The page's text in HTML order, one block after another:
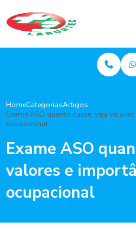
HomeCategoriasArtigos
Exame ASO quanto custa: veja
ocupacional
Exame ASO
valores e
ocupacional